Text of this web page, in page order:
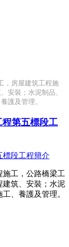
，房屋建筑工程施
安裝；水泥制品、
護及管理。
第五標段工
施工，公路橋梁工
建筑、安裝；水泥
、養護及管理。